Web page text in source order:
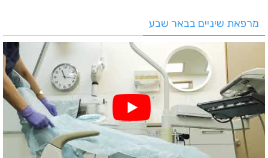
מרפאת שיניים בבאר שבע